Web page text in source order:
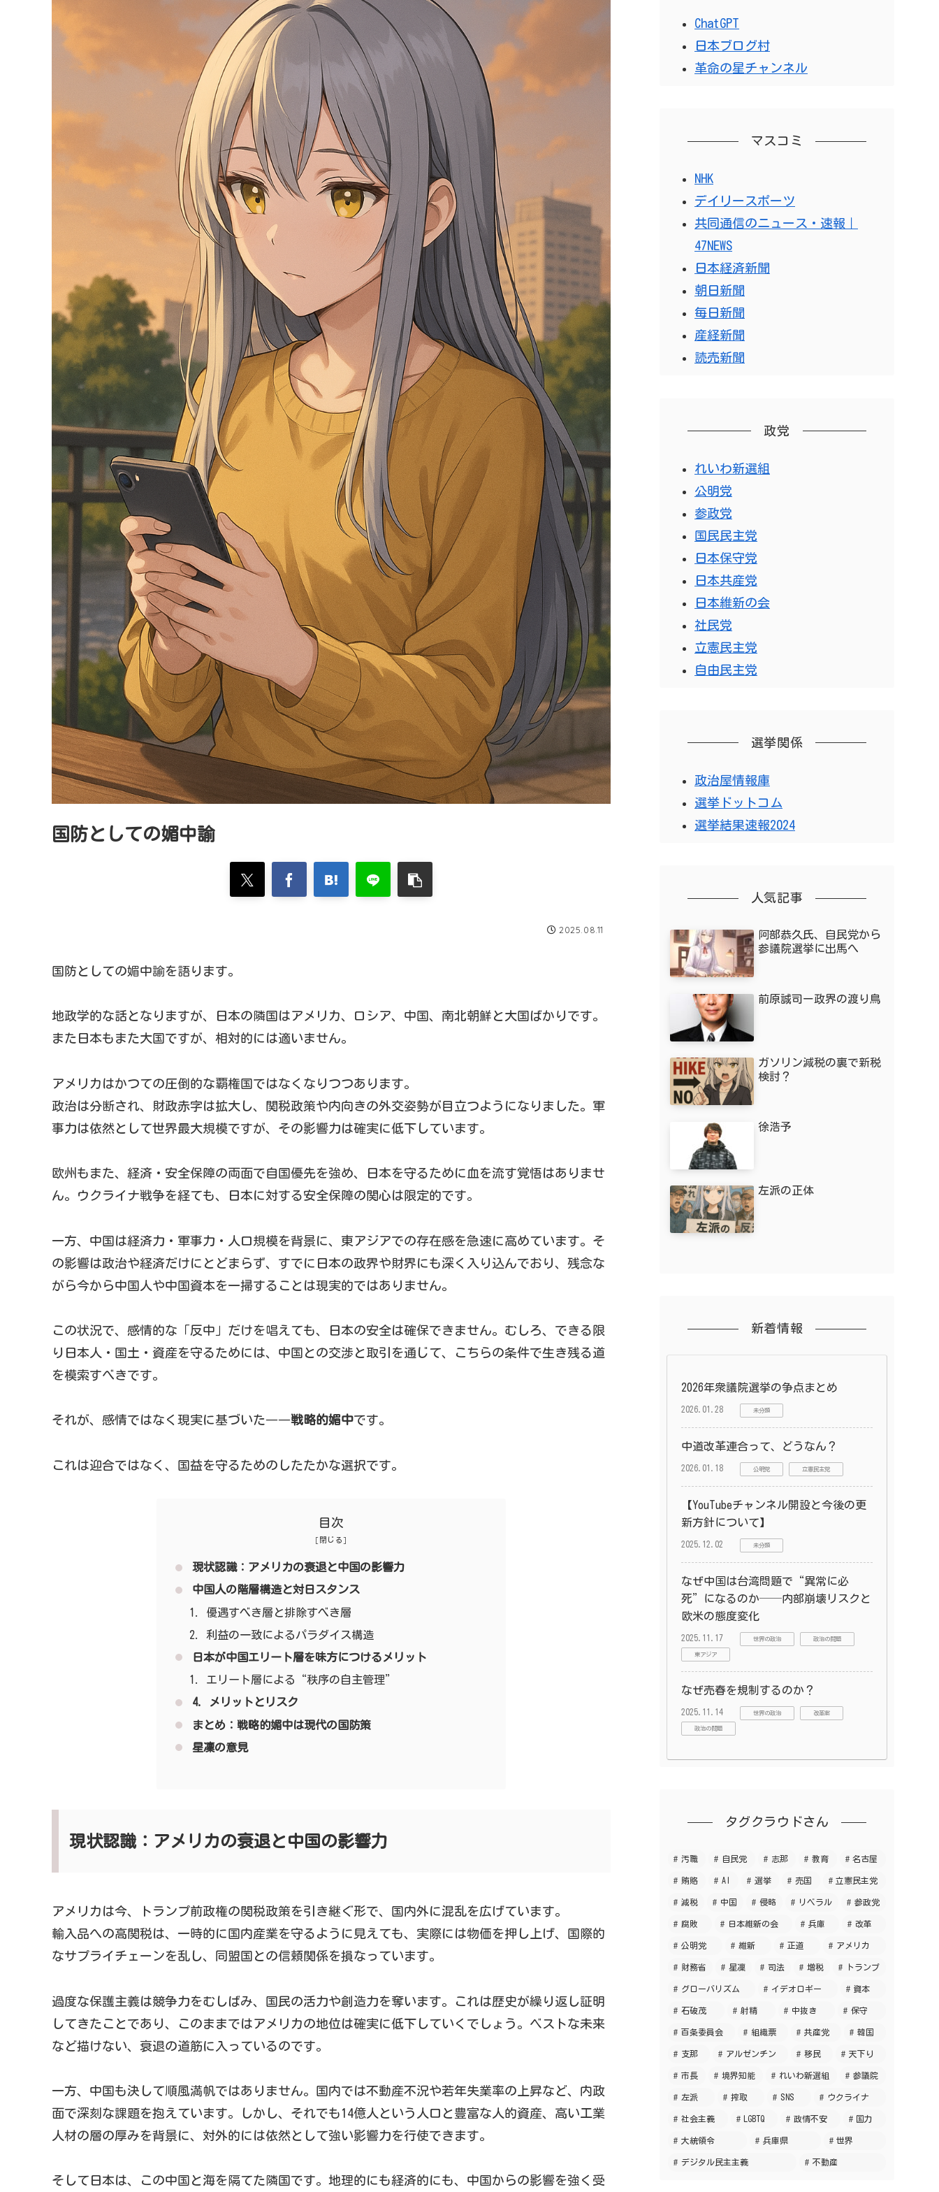
国防としての媚中諭
2025.08.11
国防としての媚中諭を語ります。
地政学的な話となりますが、日本の隣国はアメリカ、ロシア、中国、南北朝鮮と大国ばかりです。
また日本もまた大国ですが、相対的には適いません。
アメリカはかつての圧倒的な覇権国ではなくなりつつあります。
政治は分断され、財政赤字は拡大し、関税政策や内向きの外交姿勢が目立つようになりました。軍
事力は依然として世界最大規模ですが、その影響力は確実に低下しています。
欧州もまた、経済・安全保障の両面で自国優先を強め、日本を守るために血を流す覚悟はありませ
ん。ウクライナ戦争を経ても、日本に対する安全保障の関心は限定的です。
一方、中国は経済力・軍事力・人口規模を背景に、東アジアでの存在感を急速に高めています。そ
の影響は政治や経済だけにとどまらず、すでに日本の政界や財界にも深く入り込んでおり、残念な
がら今から中国人や中国資本を一掃することは現実的ではありません。
この状況で、感情的な「反中」だけを唱えても、日本の安全は確保できません。むしろ、できる限
り日本人・国土・資産を守るためには、中国との交渉と取引を通じて、こちらの条件で生き残る道
を模索すべきです。
それが、感情ではなく現実に基づいた――戦略的媚中です。
これは迎合ではなく、国益を守るためのしたたかな選択です。
目次
現状認識：アメリカの衰退と中国の影響力
中国人の階層構造と対日スタンス
優遇すべき層と排除すべき層
利益の一致によるパラダイス構造
日本が中国エリート層を味方につけるメリット
エリート層による“秩序の自主管理”
4. メリットとリスク
まとめ：戦略的媚中は現代の国防策
星凜の意見
現状認識：アメリカの衰退と中国の影響力
アメリカは今、トランプ前政権の関税政策を引き継ぐ形で、国内外に混乱を広げています。
輸入品への高関税は、一時的に国内産業を守るように見えても、実際には物価を押し上げ、国際的
なサプライチェーンを乱し、同盟国との信頼関係を損なっています。
過度な保護主義は競争力をむしばみ、国民の活力や創造力を奪います。これは歴史が繰り返し証明
してきたことであり、このままではアメリカの地位は確実に低下していくでしょう。ベストな未来
など描けない、衰退の道筋に入っているのです。
一方、中国も決して順風満帆ではありません。国内では不動産不況や若年失業率の上昇など、内政
面で深刻な課題を抱えています。しかし、それでも14億人という人口と豊富な人的資産、高い工業
人材の層の厚みを背景に、対外的には依然として強い影響力を行使できます。
そして日本は、この中国と海を隔てた隣国です。地理的にも経済的にも、中国からの影響を強く受
ChatGPT
日本ブログ村
革命の星チャンネル
マスコミ
NHK
デイリースポーツ
共同通信のニュース・速報｜
47NEWS
日本経済新聞
朝日新聞
毎日新聞
産経新聞
読売新聞
政党
れいわ新選組
公明党
参政党
国民民主党
日本保守党
日本共産党
日本維新の会
社民党
立憲民主党
自由民主党
選挙関係
政治屋情報庫
選挙ドットコム
選挙結果速報2024
人気記事
阿部恭久氏、自民党から
参議院選挙に出馬へ
前原誠司ー政界の渡り鳥
ガソリン減税の裏で新税
検討？
徐浩予
左派の正体
新着情報
2026年衆議院選挙の争点まとめ
2026.01.28 未分類
中道改革連合って、どうなん？
2026.01.18 公明党 立憲民主党
【YouTubeチャンネル開設と今後の更
新方針について】
2025.12.02 未分類
なぜ中国は台湾問題で“異常に必
死”になるのか──内部崩壊リスクと
欧米の態度変化
2025.11.17 世界の政治 政治の問題
東アジア
なぜ売春を規制するのか？
2025.11.14 世界の政治 改革案
政治の問題
タグクラウドさん
汚職 自民党 志那 教育 名古屋
賄賂 AI 選挙 売国 立憲民主党
減税 中国 侵略 リベラル 参政党
腐敗 日本維新の会 兵庫 改革
公明党 維新 正道 アメリカ
財務省 星凜 司法 増税 トランプ
グローバリズム イデオロギー 資本
石破茂 射精 中抜き 保守
百条委員会 組織票 共産党 韓国
支那 アルゼンチン 移民 天下り
市長 境界知能 れいわ新選組 参議院
左派 搾取 SNS ウクライナ
社会主義 LGBTQ 政情不安 国力
大統領令 兵庫県 世界
デジタル民主主義 不動産